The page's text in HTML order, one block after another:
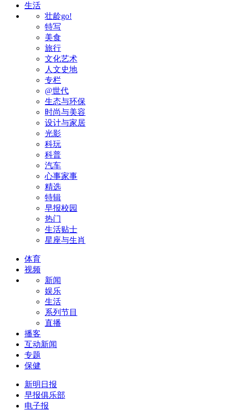
生活
壮龄go!
特写
美食
旅行
文化艺术
人文史地
专栏
@世代
生态与环保
时尚与美容
设计与家居
光影
科玩
科普
汽车
心事家事
精选
特辑
早报校园
热门
生活贴士
星座与生肖
体育
视频
新闻
娱乐
生活
系列节目
直播
播客
互动新闻
专题
保健
新明日报
早报俱乐部
电子报